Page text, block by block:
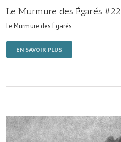
Le Murmure des Égarés #22
Le Murmure des Égarés
EN SAVOIR PLUS